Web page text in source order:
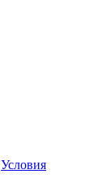
Условия